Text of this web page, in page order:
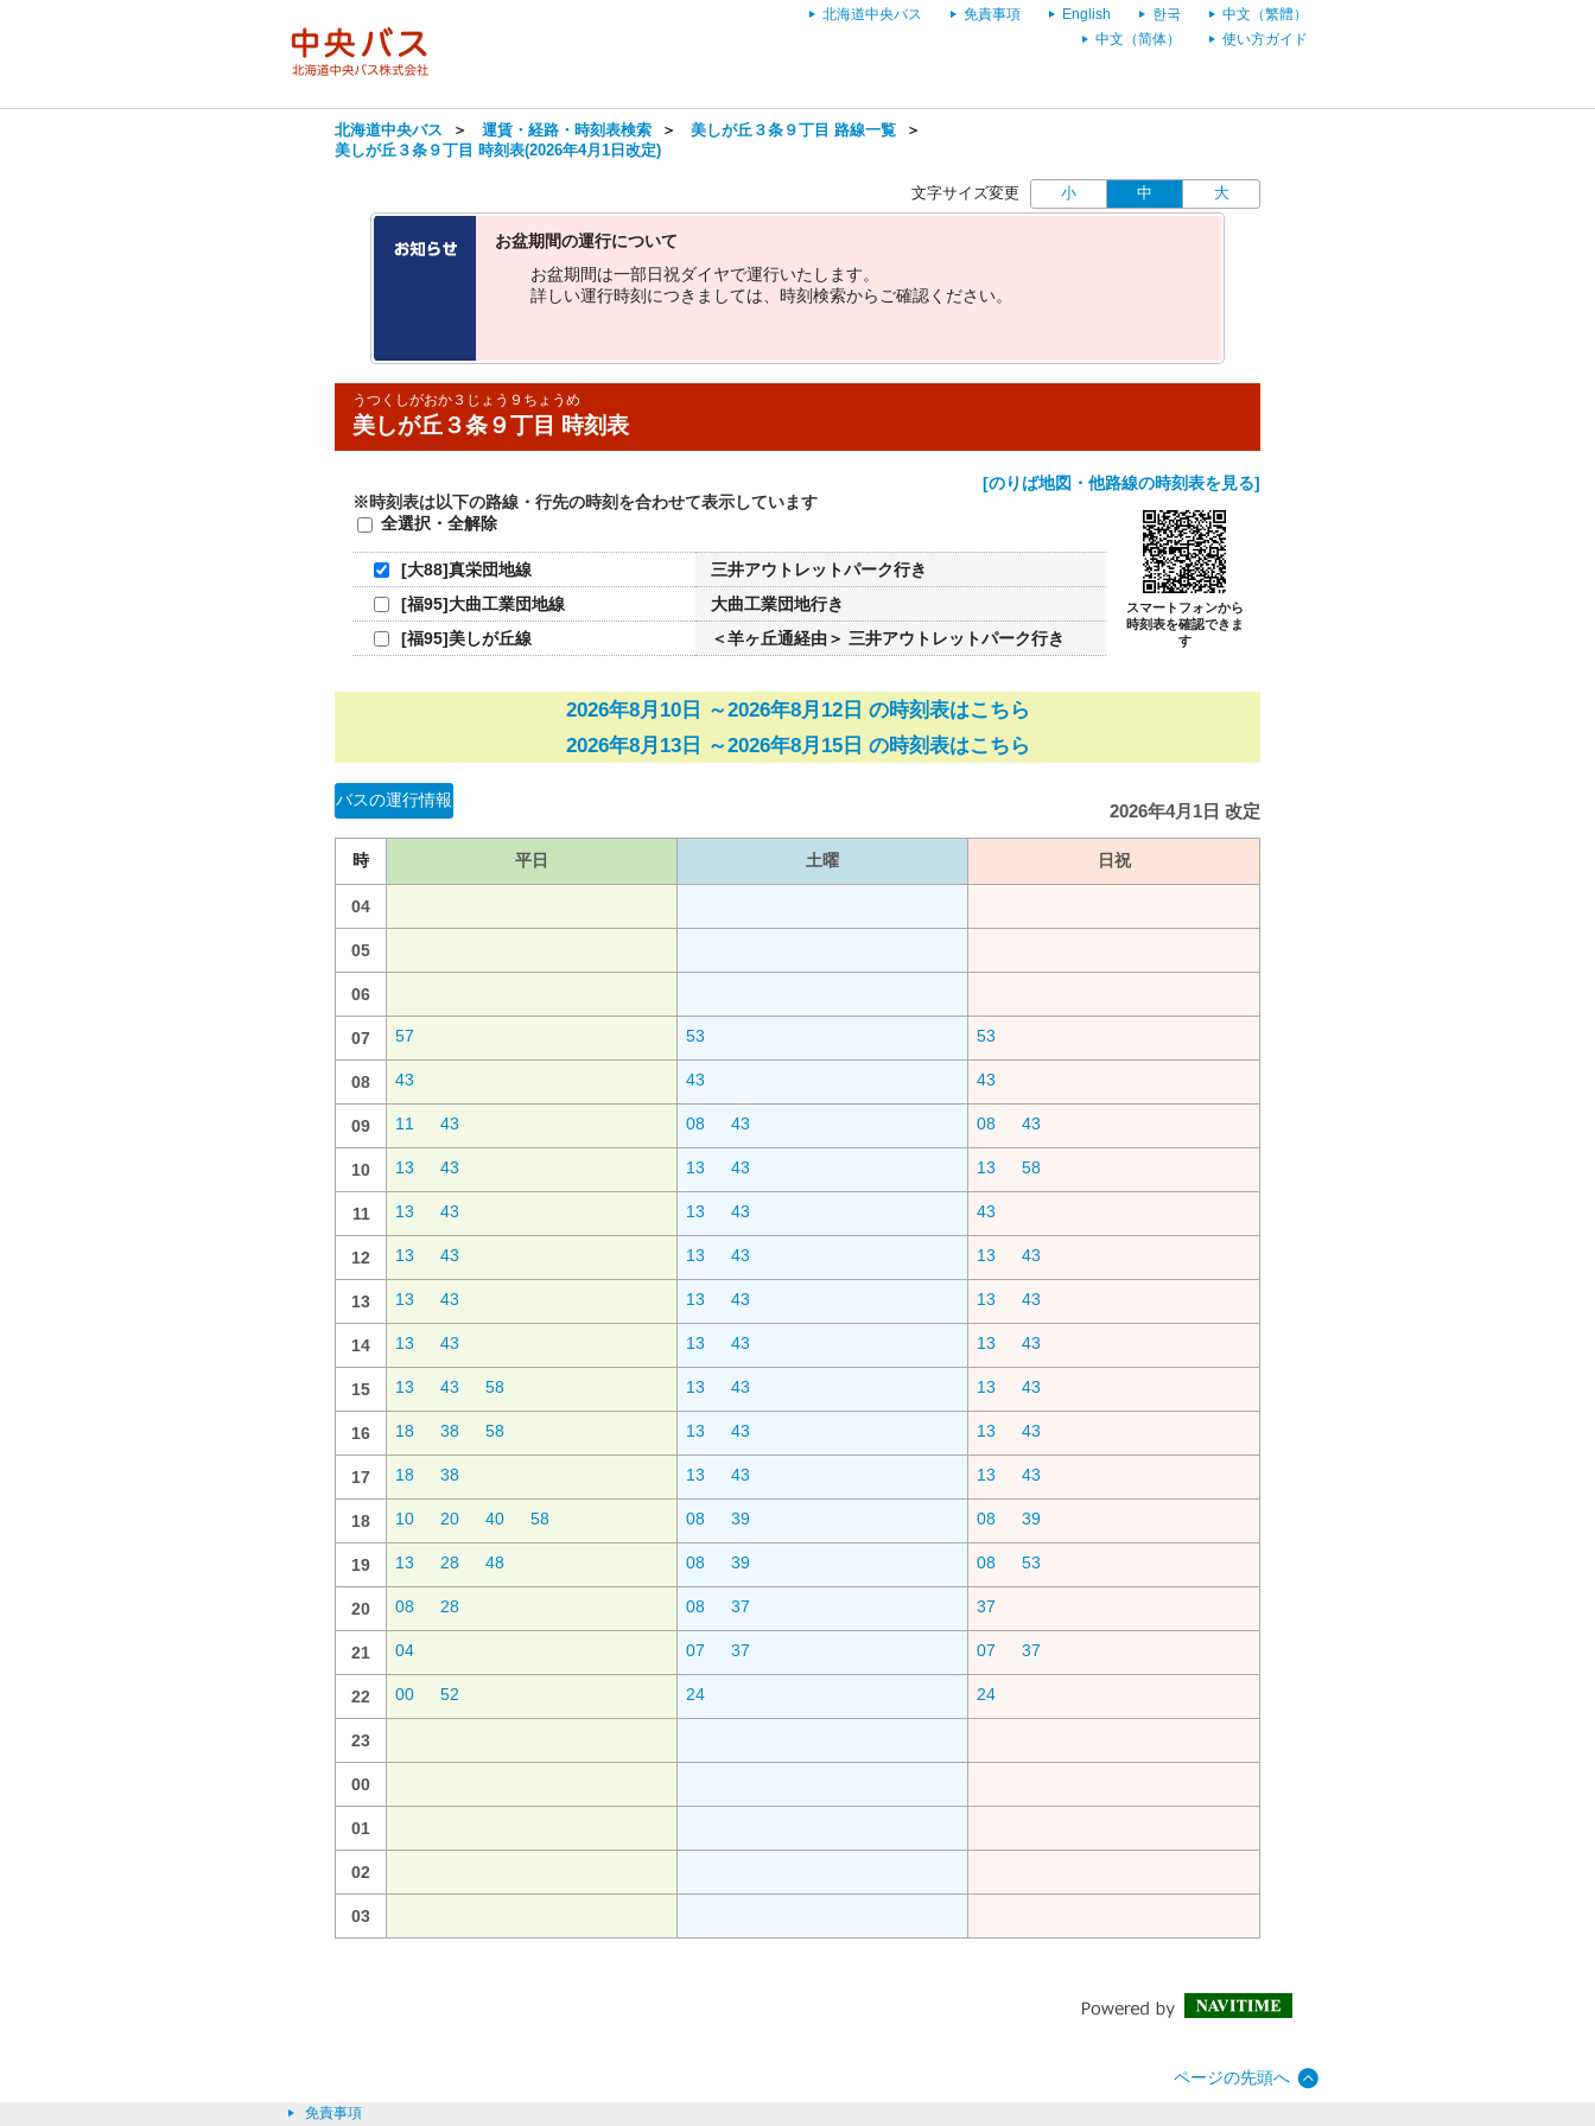
北海道中央バス 免責事項 English 한국
中文（繁體）
中文（简体）
使い方ガイド
北海道中央バス ＞ 運賃・経路・時刻表検索 ＞ 美しが丘３条９丁目 路線一覧 ＞
美しが丘３条９丁目 時刻表(2026年4月1日改定)
文字サイズ変更 小 中 大
お盆期間の運行について
お盆期間は一部日祝ダイヤで運行いた し ます。
詳しい運行時刻 につき ま しては 時刻検索から ご確認く ださ い。
うつくしがおか３じょう９ちょうめ
美しが丘３条９丁目 時刻表
[のりば地図・他路線の時刻表を見る]
※時刻表は以下の路線・行先の時刻を合わせて表示しています
全選択・全解除
[大88]真栄団地線
三井アウトレットパーク行き
[福95]大曲工業団地線
大曲工業団地行き
[福95]美しが丘線
＜羊ヶ丘通経由＞ 三井アウトレットパーク行き
スマートフォンから
時刻表を確認できま
す
2026年8月10日 ～2026年8月12日 の時刻表はこちら
2026年8月13日 ～2026年8月15日 の時刻表はこちら
バスの運行情報
2026年4月1日 改定
時 平日 土曜 日祝
04
05
06
07 57 53 53
08 43 43 43
09 11 43 08 43 08 43
10 13 43 13 43 13 58
11 13 43 13 43 43
12 13 43 13 43 13 43
13 13 43 13 43 13 43
14 13 43 13 43 13 43
15 13 43 58 13 43 13 43
16 18 38 58 13 43 13 43
17 18 38 13 43 13 43
18 10 20 40 58 08 39 08 39
19 13 28 48 08 39 08 53
20 08 28 08 37 37
21 04 07 37 07 37
22 00 52 24 24
23
00
01
02
03
ページの先頭へ
免責事項